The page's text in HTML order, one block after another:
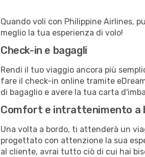
Quando voli con Philippine Airlines,
meglio la tua esperienza di volo!
Check-in e bagagli
Rendi il tuo viaggio ancora più
fare il check-in online tramite
di bagaglio e avere la tua carta
Comfort e intrattenimento a
Una volta a bordo, ti attenderà un
progettato con attenzione la sua
al cliente, avrai tutto ciò di cui hai